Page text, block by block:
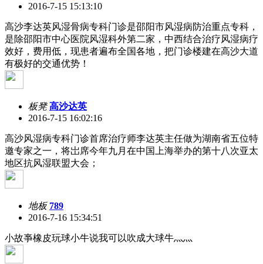
2016-7-15 15:13:10
高沙李达英风湿骨病专科门诊是邵阳市风湿病防治重点专科，
是除邵阳市中心医院风湿科外第二家，中西结合治疗风湿病疗
效好，费用低，现患者遍布全国各地，把门诊楼建在高沙大道
有极好的交通优势！
板凳 高沙达英
2016-7-15 16:02:16
高沙风湿病专科门诊首席治疗师李达英主任做为湖南省五位特
邀专家之一，将岀席今年九月在中国上海举办的第十八次亚太
地区抗风湿联盟大会；
地板 789
2016-7-16 15:34:51
小故亊橡皮玩球小牛说我可以吹成大球牛灬灬